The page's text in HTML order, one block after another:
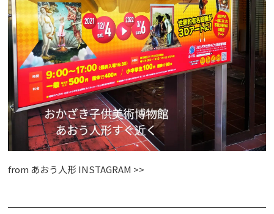
from あおう人形 INSTAGRAM >>